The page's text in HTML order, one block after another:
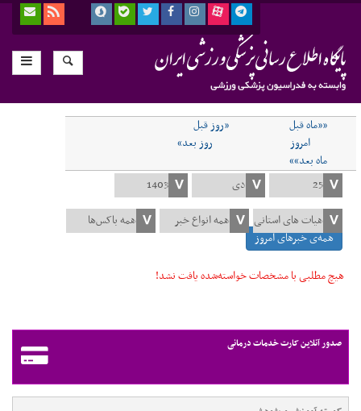
««ماه قبل
«روز قبل
امروز
روز بعد»
ماه بعد»»
همه‌ی خبرهای امروز
هیچ مطلبی با مشخصات خواسته‌شده یافت نشد!
صدور آنلاین کارت خدمات درمانی